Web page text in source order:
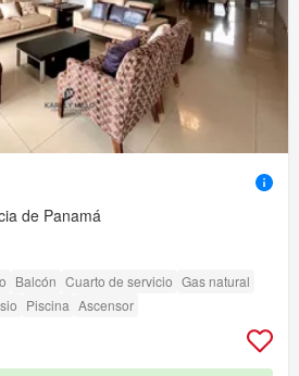
de Panamá
Balcón Cuarto de servicio Gas natural
Piscina Ascensor